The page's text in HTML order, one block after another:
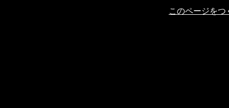
このページを